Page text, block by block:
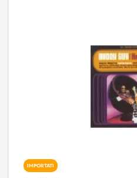
IMPORTATI